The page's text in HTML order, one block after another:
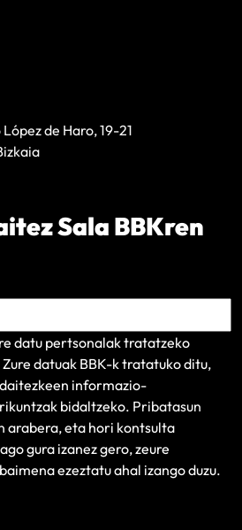
de Haro, 19-21
Sala BBKren
datu pertsonalak tratatzeko
datuak BBK-k tratatuko ditu,
informazio-
bidaltzeko. Pribatasun
arabera, eta hori kontsulta
gura izanez gero, zeure
ezeztatu ahal izango duzu.